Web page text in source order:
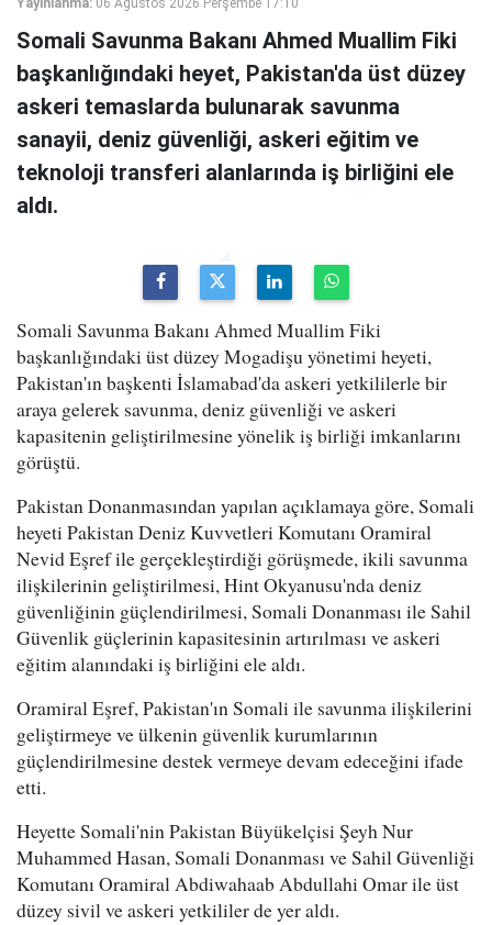
Yayınlanma: 06 Ağustos 2026 Perşembe 17:10
Somali Savunma Bakanı Ahmed Muallim Fiki
başkanlığındaki heyet, Pakistan'da üst düzey
askeri temaslarda bulunarak savunma
sanayii, deniz güvenliği, askeri eğitim ve
teknoloji transferi alanlarında iş birliğini ele
aldı.
Somali Savunma Bakanı Ahmed Muallim Fiki
başkanlığındaki üst düzey Mogadişu yönetimi heyeti,
Pakistan'ın başkenti İslamabad'da askeri yetkililerle bir
araya gelerek savunma, deniz güvenliği ve askeri
kapasitenin geliştirilmesine yönelik iş birliği imkanlarını
görüştü.
Pakistan Donanmasından yapılan açıklamaya göre, Somali
heyeti Pakistan Deniz Kuvvetleri Komutanı Oramiral
Nevid Eşref ile gerçekleştirdiği görüşmede, ikili savunma
ilişkilerinin geliştirilmesi, Hint Okyanusu'nda deniz
güvenliğinin güçlendirilmesi, Somali Donanması ile Sahil
Güvenlik güçlerinin kapasitesinin artırılması ve askeri
eğitim alanındaki iş birliğini ele aldı.
Oramiral Eşref, Pakistan'ın Somali ile savunma ilişkilerini
geliştirmeye ve ülkenin güvenlik kurumlarının
güçlendirilmesine destek vermeye devam edeceğini ifade
etti.
Heyette Somali'nin Pakistan Büyükelçisi Şeyh Nur
Muhammed Hasan, Somali Donanması ve Sahil Güvenliği
Komutanı Oramiral Abdiwahaab Abdullahi Omar ile üst
düzey sivil ve askeri yetkililer de yer aldı.